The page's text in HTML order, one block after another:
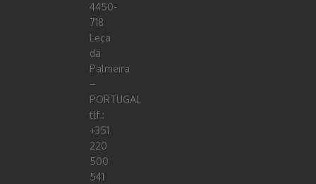
4450-
718
Leça
da
Palmeira
–
PORTUGAL
tlf.:
+351
220
500
541